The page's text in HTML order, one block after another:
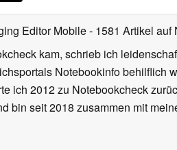
Editor Mobile- 1581 Artikel auf
kam, schrieb ich
Notebookinfo behilflich
ich 2012 zu Notebookcheck
bin seit 2018 zusammen mit